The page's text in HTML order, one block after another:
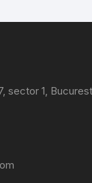
sector 1,